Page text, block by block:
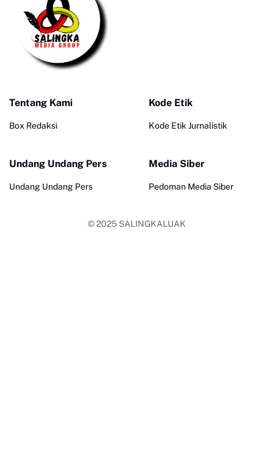
Tentang Kami
Box Redaksi
Kode Etik
Kode Etik Jurnalistik
Undang Undang Pers
Undang Undang Pers
Media Siber
Pedoman Media Siber
© 2025 SALINGKALUAK